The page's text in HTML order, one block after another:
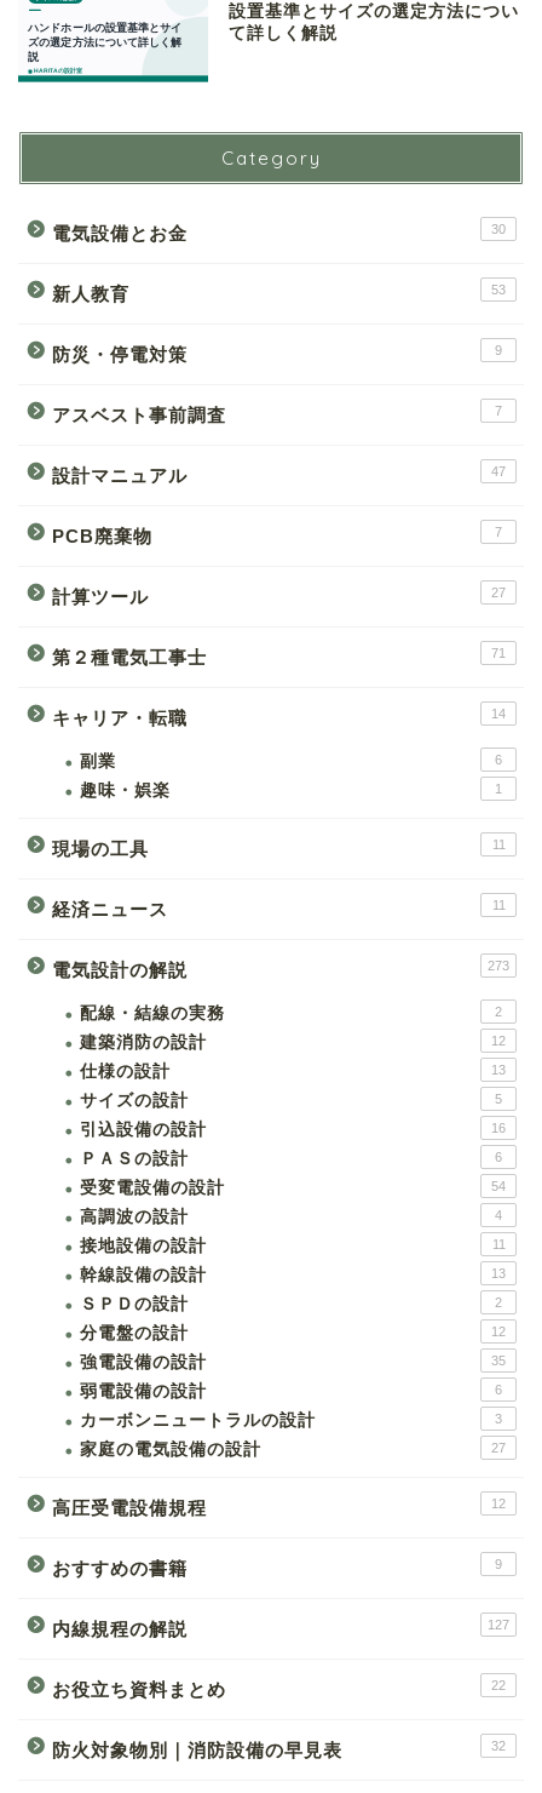
設置基準とサイズの選定方法につい
て詳しく解説
Category
電気設備とお金 30
新人教育 53
防災・停電対策 9
アスベスト事前調査 7
設計マニュアル 47
PCB廃棄物 7
計算ツール 27
第２種電気工事士 71
キャリア・転職 14
副業 6
趣味・娯楽 1
現場の工具 11
経済ニュース 11
電気設計の解説 273
配線・結線の実務 2
建築消防の設計 12
仕様の設計 13
サイズの設計 5
引込設備の設計 16
ＰＡＳの設計 6
受変電設備の設計 54
高調波の設計 4
接地設備の設計 11
幹線設備の設計 13
ＳＰＤの設計 2
分電盤の設計 12
強電設備の設計 35
弱電設備の設計 6
カーボンニュートラルの設計 3
家庭の電気設備の設計 27
高圧受電設備規程 12
おすすめの書籍 9
内線規程の解説 127
お役立ち資料まとめ 22
防火対象物別｜消防設備の早見表 32